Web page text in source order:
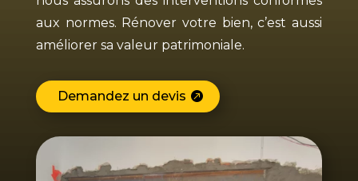
aux normes. Rénover votre bien, c’est aussi
améliorer sa valeur patrimoniale.
Demandez un devis